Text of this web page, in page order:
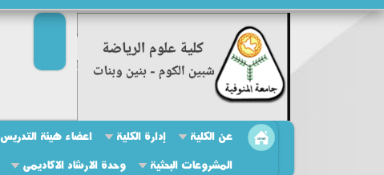
عن الكلية إدارة الكلية اعضاء هيئة التدريس
المشروعات البحثية
وحدة الارشاد الاكاديمى